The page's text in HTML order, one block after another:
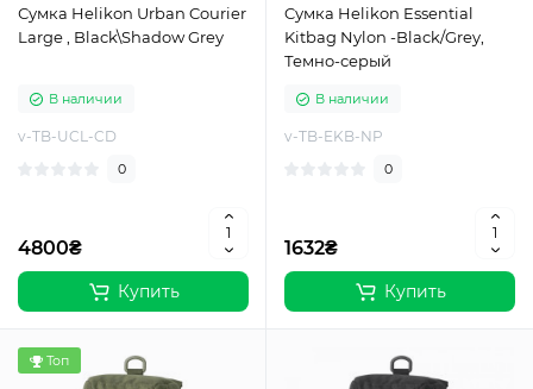
Сумка Helikon Urban Courier
Large , Black\Shadow Grey
В наличии
v-TB-UCL-CD
0
4800₴
Купить
Cумкa Helikon Essential
Kitbag Nylon -Black/Grey,
Темно-серый
В наличии
v-TB-EKB-NP
0
1632₴
Купить
Топ